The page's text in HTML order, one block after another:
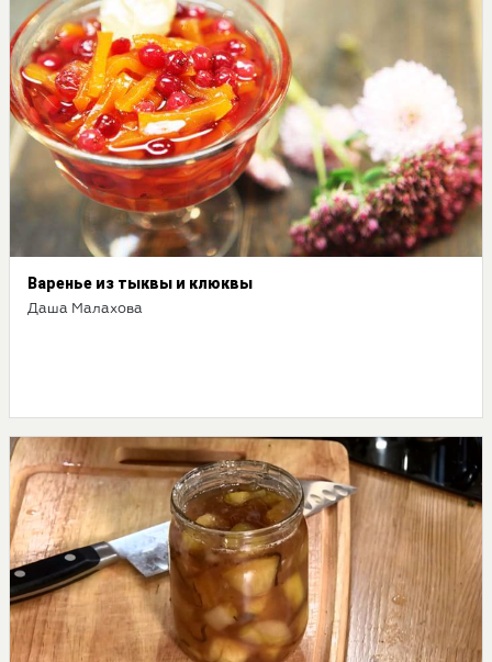
Варенье из тыквы и клюквы
Даша Малахова